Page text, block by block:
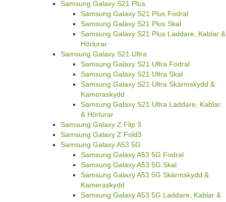
Samsung Galaxy S21 Plus
Samsung Galaxy S21 Plus Fodral
Samsung Galaxy S21 Plus Skal
Samsung Galaxy S21 Plus Laddare, Kablar &
Hörlurar
Samsung Galaxy S21 Ultra
Samsung Galaxy S21 Ultra Fodral
Samsung Galaxy S21 Ultra Skal
Samsung Galaxy S21 Ultra Skärmskydd &
Kameraskydd
Samsung Galaxy S21 Ultra Laddare, Kablar
& Hörlurar
Samsung Galaxy Z Flip 3
Samsung Galaxy Z Fold3
Samsung Galaxy A53 5G
Samsung Galaxy A53 5G Fodral
Samsung Galaxy A53 5G Skal
Samsung Galaxy A53 5G Skärmskydd &
Kameraskydd
Samsung Galaxy A53 5G Laddare, Kablar &